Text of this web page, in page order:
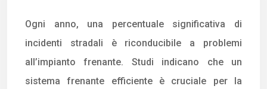
Ogni anno, una percentuale significativa di
incidenti stradali è riconducibile a problemi
all’impianto frenante. Studi indicano che un
sistema frenante efficiente è cruciale per la